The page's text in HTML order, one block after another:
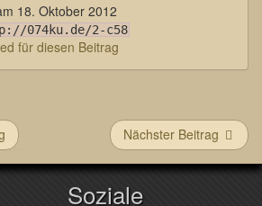
18. Oktober 2012
074ku.de/2-c58
für diesen Beitrag
Nächster Beitrag
Soziale